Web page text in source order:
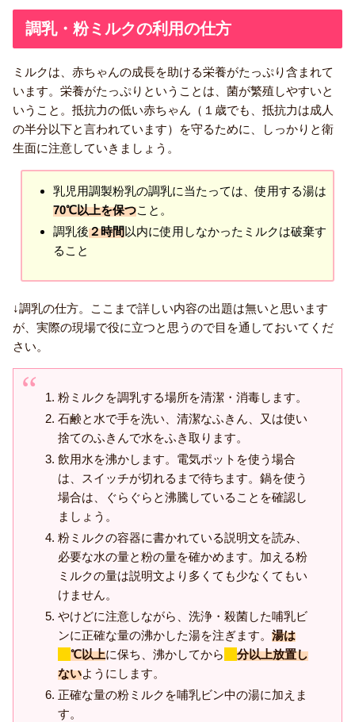
調乳・粉ミルクの利用の仕方
ミルクは、赤ちゃんの成長を助ける栄養がたっぷり含まれて
います。栄養がたっぷりということは、菌が繁殖しやすいと
いうこと。抵抗力の低い赤ちゃん（１歳でも、抵抗力は成人
の半分以下と言われています）を守るために、しっかりと衛
生面に注意していきましょう。
乳児用調製粉乳の調乳に当たっては、使用する湯は
70℃以上を保つこと。
調乳後２時間以内に使用しなかったミルクは破棄す
ること
↓調乳の仕方。ここまで詳しい内容の出題は無いと思います
が、実際の現場で役に立つと思うので目を通しておいてくだ
さい。
粉ミルクを調乳する場所を清潔・消毒します。
石鹸と水で手を洗い、清潔なふきん、又は使い
捨てのふきんで水をふき取ります。
飲用水を沸かします。電気ポットを使う場合
は、スイッチが切れるまで待ちます。鍋を使う
場合は、ぐらぐらと沸騰していることを確認し
ましょう。
粉ミルクの容器に書かれている説明文を読み、
必要な水の量と粉の量を確かめます。加える粉
ミルクの量は説明文より多くても少なくてもい
けません。
やけどに注意しながら、洗浄・殺菌した哺乳ビ
ンに正確な量の沸かした湯を注ぎます。 湯は
℃以上に保ち、沸かしてから
分以上放置し
ないようにします。
正確な量の粉ミルクを哺乳ビン中の湯に加えま
す。